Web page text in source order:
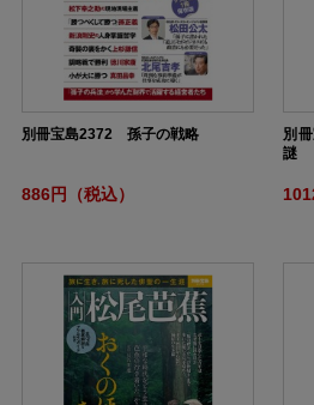
別冊宝島2372 孫子の戦略
886円（税込）
別
謎